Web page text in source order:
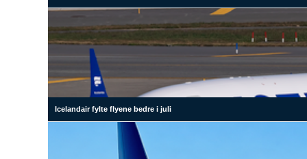
Icelandair fylte flyene bedre i juli